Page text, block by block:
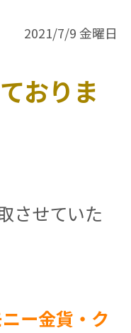
2021/7/9 金曜日
おりま
させていた
ー金貨・ク